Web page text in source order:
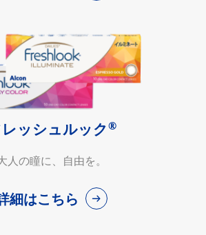
ッシュルック®
人の瞳に、自由を。
細はこちら